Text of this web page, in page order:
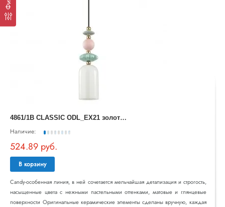
4
861/1B CLASSIC ODL_EX21 золото/раноцветн./керамика/стекло Подвес E14 1*40W CANDY
Наличие:
524.89 руб.
В корзину
Candy-особенная линия, в ней сочетается мельчайшая детализация и строгость,
насыщенные цвета с нежными пастельными оттенками, матовые и глянцевые
поверхности Оригинальные керамические элементы сделаны вручную, каждая